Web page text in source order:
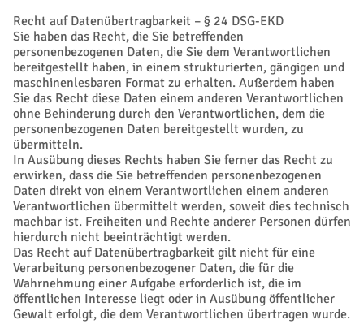
Recht auf Datenübertragbarkeit – § 24 DSG-EKD
Sie haben das Recht, die Sie betreffenden
personenbezogenen Daten, die Sie dem Verantwortlichen
bereitgestellt haben, in einem strukturierten, gängigen und
maschinenlesbaren Format zu erhalten. Außerdem haben
Sie das Recht diese Daten einem anderen Verantwortlichen
ohne Behinderung durch den Verantwortlichen, dem die
personenbezogenen Daten bereitgestellt wurden, zu
übermitteln.
In Ausübung dieses Rechts haben Sie ferner das Recht zu
erwirken, dass die Sie betreffenden personenbezogenen
Daten direkt von einem Verantwortlichen einem anderen
Verantwortlichen übermittelt werden, soweit dies technisch
machbar ist. Freiheiten und Rechte anderer Personen dürfen
hierdurch nicht beeinträchtigt werden.
Das Recht auf Datenübertragbarkeit gilt nicht für eine
Verarbeitung personenbezogener Daten, die für die
Wahrnehmung einer Aufgabe erforderlich ist, die im
öffentlichen Interesse liegt oder in Ausübung öffentlicher
Gewalt erfolgt, die dem Verantwortlichen übertragen wurde.